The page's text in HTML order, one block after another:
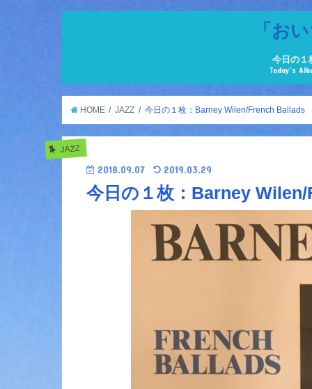
「お
今日の１
Today’s
HOME JAZZ 今日の１枚：Barney Wilen/French Ballads
JAZZ
2018.09.07 2019.03.29
今日の１枚：Barney